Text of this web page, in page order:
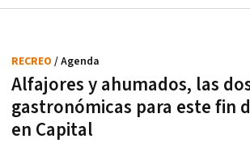
Alfajores y ahumados, las
gastronómicas para este fin
en Capital
RECREO / Agenda